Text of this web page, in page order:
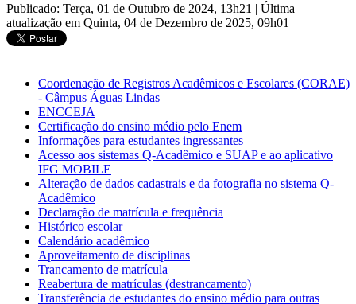
Publicado: Terça, 01 de Outubro de 2024, 13h21 | Última
atualização em Quinta, 04 de Dezembro de 2025, 09h01
Coordenação de Registros Acadêmicos e Escolares (CORAE)
- Câmpus Águas Lindas
ENCCEJA
Certificação do ensino médio pelo Enem
Informações para estudantes ingressantes
Acesso aos sistemas Q-Acadêmico e SUAP e ao aplicativo
IFG MOBILE
Alteração de dados cadastrais e da fotografia no sistema Q-
Acadêmico
Declaração de matrícula e frequência
Histórico escolar
Calendário acadêmico
Aproveitamento de disciplinas
Trancamento de matrícula
Reabertura de matrículas (destrancamento)
Transferência de estudantes do ensino médio para outras